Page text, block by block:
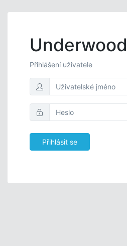
Underwood
Přihlášení uživatele